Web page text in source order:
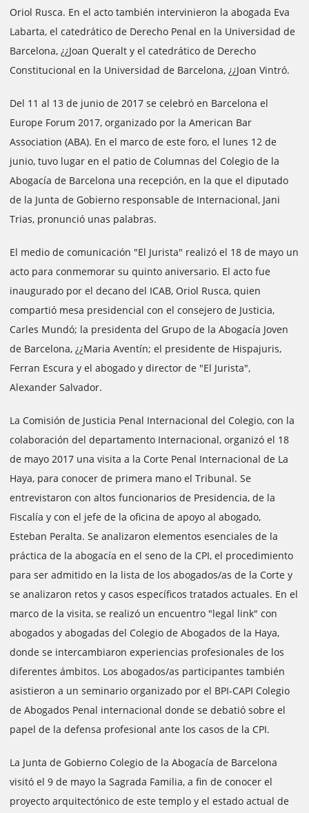
Oriol Rusca. En el acto también intervinieron la abogada Eva
Labarta, el catedrático de Derecho Penal en la Universidad de
Barcelona, ¿¿Joan Queralt y el catedrático de Derecho
Constitucional en la Universidad de Barcelona, ¿¿Joan Vintró.
Del 11 al 13 de junio de 2017 se celebró en Barcelona el
Europe Forum 2017, organizado por la American Bar
Association (ABA). En el marco de este foro, el lunes 12 de
junio, tuvo lugar en el patio de Columnas del Colegio de la
Abogacía de Barcelona una recepción, en la que el diputado
de la Junta de Gobierno responsable de Internacional, Jani
Trias, pronunció unas palabras.
El medio de comunicación "El Jurista" realizó el 18 de mayo un
acto para conmemorar su quinto aniversario. El acto fue
inaugurado por el decano del ICAB, Oriol Rusca, quien
compartió mesa presidencial con el consejero de Justicia,
Carles Mundó; la presidenta del Grupo de la Abogacía Joven
de Barcelona, ¿¿Maria Aventín; el presidente de Hispajuris,
Ferran Escura y el abogado y director de "El Jurista",
Alexander Salvador.
La Comisión de Justicia Penal Internacional del Colegio, con la
colaboración del departamento Internacional, organizó el 18
de mayo 2017 una visita a la Corte Penal Internacional de La
Haya, para conocer de primera mano el Tribunal. Se
entrevistaron con altos funcionarios de Presidencia, de la
Fiscalía y con el jefe de la oficina de apoyo al abogado,
Esteban Peralta. Se analizaron elementos esenciales de la
práctica de la abogacía en el seno de la CPI, el procedimiento
para ser admitido en la lista de los abogados/as de la Corte y
se analizaron retos y casos específicos tratados actuales. En el
marco de la visita, se realizó un encuentro "legal link" con
abogados y abogadas del Colegio de Abogados de la Haya,
donde se intercambiaron experiencias profesionales de los
diferentes ámbitos. Los abogados/as participantes también
asistieron a un seminario organizado por el BPI-CAPI Colegio
de Abogados Penal internacional donde se debatió sobre el
papel de la defensa profesional ante los casos de la CPI.
La Junta de Gobierno Colegio de la Abogacía de Barcelona
visitó el 9 de mayo la Sagrada Familia, a fin de conocer el
proyecto arquitectónico de este templo y el estado actual de